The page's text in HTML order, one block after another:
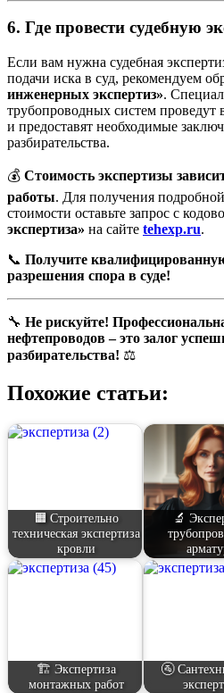
6. Где провести судебную
Если вам нужна судебная
подачи иска в суд, рекомендуем
инженерных экспертиз».
трубопроводных систем проведут
и предоставят необходимые
разбирательства.
💰 Стоимость экспертизы
работы. Для получения
стоимости оставьте запрос с
экспертиза» на сайте tehexp.ru.
📞 Получите
разрешения спора в суде!
🔧 Не рискуйте!
нефтепроводов – это залог
разбирательства! ⚖
Похожие статьи:
🟧 Строительно
техническая экспертиза
кровли
🔬
🏗️ Экспертиза
монтажных работ
🚰